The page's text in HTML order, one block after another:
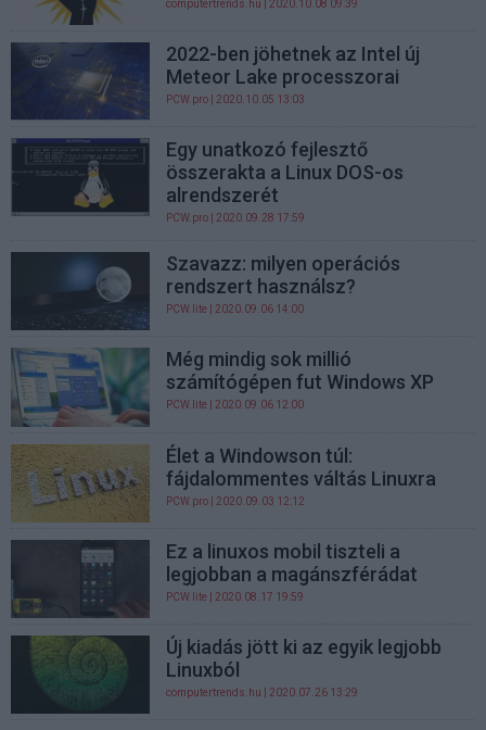
computertrends.hu | 2020.10.08 09:39
2022-ben jöhetnek az Intel új
Meteor Lake processzorai
PCW.pro | 2020.10.05 13:03
Egy unatkozó fejlesztő
összerakta a Linux DOS-os
alrendszerét
PCW.pro | 2020.09.28 17:59
Szavazz: milyen operációs
rendszert használsz?
PCW.lite | 2020.09.06 14:00
Még mindig sok millió
számítógépen fut Windows XP
PCW.lite | 2020.09.06 12:00
Élet a Windowson túl:
fájdalommentes váltás Linuxra
PCW.pro | 2020.09.03 12:12
Ez a linuxos mobil tiszteli a
legjobban a magánszférádat
PCW.lite | 2020.08.17 19:59
Új kiadás jött ki az egyik legjobb
Linuxból
computertrends.hu | 2020.07.26 13:29